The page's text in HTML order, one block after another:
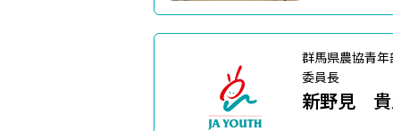
群馬県農協青
委員長
新野見